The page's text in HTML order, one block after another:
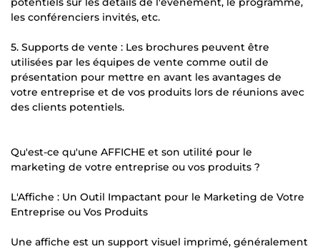
les conférenciers invités, etc.
5. Supports de vente : Les brochures peuvent être
utilisées par les équipes de vente comme outil de
présentation pour mettre en avant les avantages de
votre entreprise et de vos produits lors de réunions avec
des clients potentiels.
Qu'est-ce qu'une AFFICHE et son utilité pour le
marketing de votre entreprise ou vos produits ?
L'Affiche : Un Outil Impactant pour le Marketing de Votre
Entreprise ou Vos Produits
Une affiche est un support visuel imprimé, généralement